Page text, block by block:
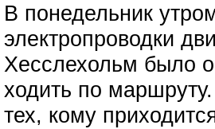
В понедельник
электропроводки
Хесслехольм было
ходить по
тех, кому